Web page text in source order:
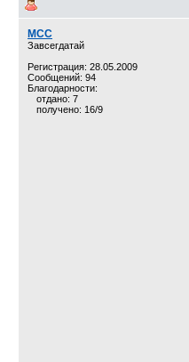
MCC
Завсегдатай
Регистрация: 28.05.2009
Сообщений: 94
Благодарности:
отдано: 7
получено: 16/9